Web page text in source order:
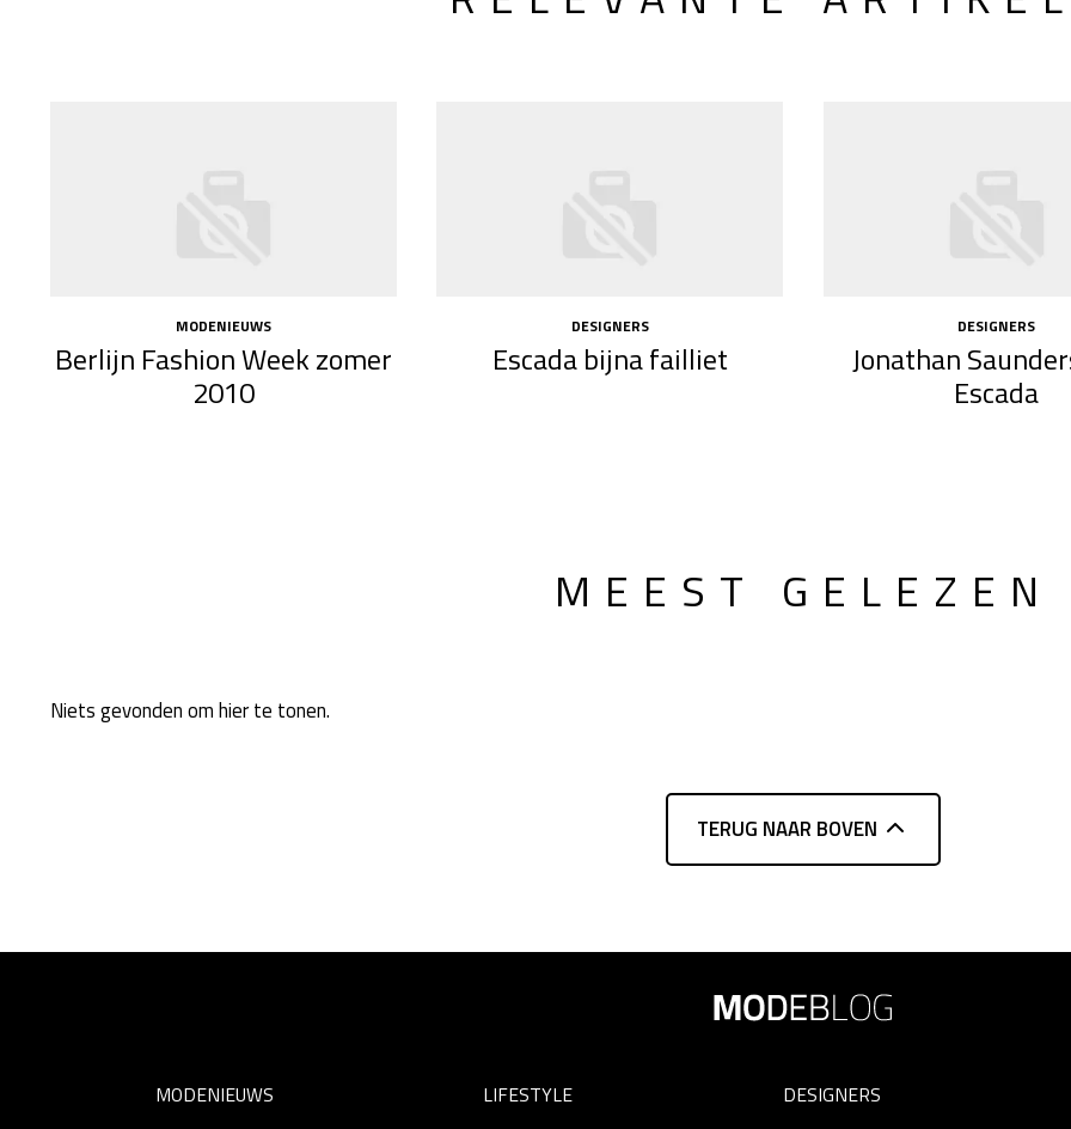
MODENIEUWS
Berlijn Fashion Week zomer
2010
DESIGNERS
Escada bijna failliet
DESIGNERS
Jonathan
Escada
MEEST GELEZEN
Niets gevonden om hier te tonen.
TERUG NAAR BOVEN
MODENIEUWS LIFESTYLE DESIGNERS